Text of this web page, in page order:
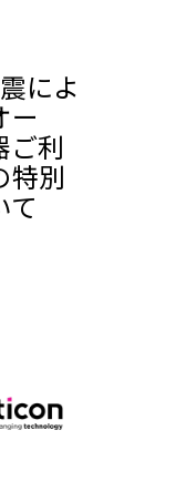
によ
ー
ご利
特別
て